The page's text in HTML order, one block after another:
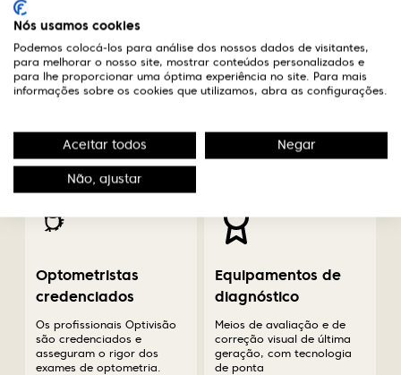
credenciado que aconselhará a melhor solução
para o seu caso.
visual
Optometristas
credenciados
Os profissionais Optivisão
são credenciados e
asseguram o rigor dos
exames de optometria.
Equipamentos de
diagnóstico
Meios de avaliação e de
correção visual de última
geração, com tecnologia
de ponta
Nós usamos cookies
Podemos colocá-los para análise dos nossos dados de visitantes,
para melhorar o nosso site, mostrar conteúdos personalizados e
para lhe proporcionar uma óptima experiência no site. Para mais
informações sobre os cookies que utilizamos, abra as configurações.
Aceitar todos Negar
Não, ajustar